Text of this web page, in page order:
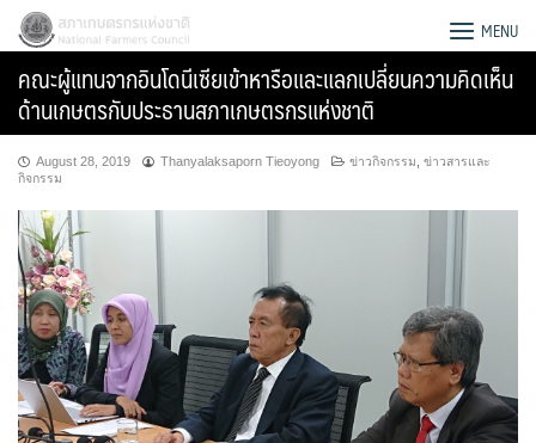
Skip
content
สภาเกษตรกรแห่งชาติ MENU
คณะผู้แทนจากอินโดนีเซียเข้าหารือและแลกเปลี่ยนความคิดเห็น
ด้านเกษตรกับประธานสภาเกษตรกรแห่งชาติ
August 28, 2019 Thanyalaksaporn Tieoyong ข่าวกิจกรรม ข่าวสารและ
กิจกรรม